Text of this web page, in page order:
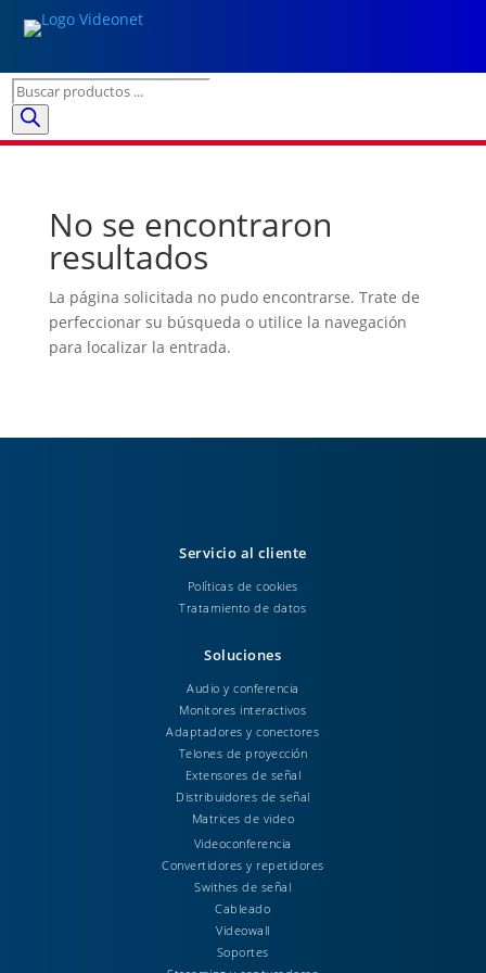
Búsqueda
de
productos
No se encontraron
resultados
La página solicitada no pudo encontrarse. Trate de
perfeccionar su búsqueda o utilice la navegación
para localizar la entrada.
Servicio al cliente
Políticas de cookies
Tratamiento de datos
Soluciones
Audio y conferencia
Monitores interactivos
Adaptadores y conectores
Telones de proyección
Extensores de señal
Distribuidores de señal
Matrices de video
Videoconferencia
Convertidores y repetidores
Swithes de señal
Cableado
Videowall
Soportes